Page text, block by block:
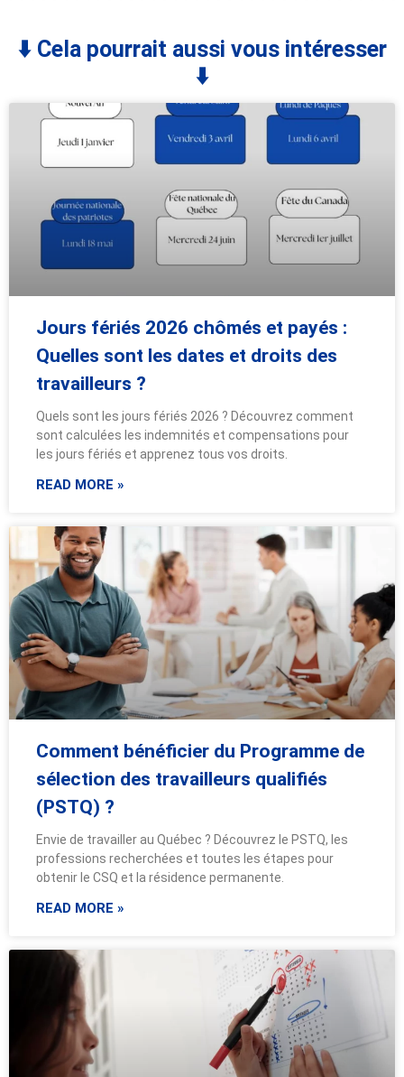
⬇️ Cela pourrait aussi vous intéresser
⬇️
Jours fériés 2026 chômés et payés :
Quelles sont les dates et droits des
travailleurs ?
Quels sont les jours fériés 2026 ? Découvrez comment
sont calculées les indemnités et compensations pour
les jours fériés et apprenez tous vos droits.
READ MORE »
Comment bénéficier du Programme de
sélection des travailleurs qualifiés
(PSTQ) ?
Envie de travailler au Québec ? Découvrez le PSTQ, les
professions recherchées et toutes les étapes pour
obtenir le CSQ et la résidence permanente.
READ MORE »